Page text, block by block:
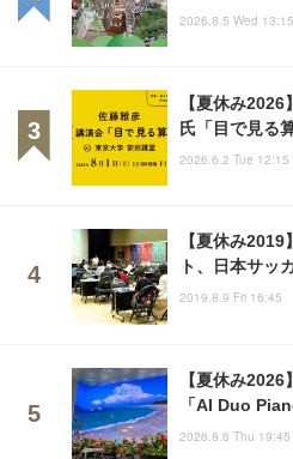
2026.8.5 Wed 13:15
【夏休み
氏「目で見る
2026.6.2 Tue 12:15
【夏休み
ト、日本サッ
2019.8.9 Fri 16:45
【夏休み
「AI Duo
2026.8.6 Thu 19:45